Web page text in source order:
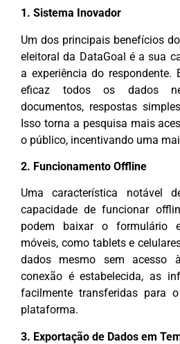
1. Sistema Inovador
Um dos principais benefícios
eleitoral da DataGoal é a sua
a experiência do respondente.
eficaz todos os dados
documentos, respostas
Isso torna a pesquisa mais
o público, incentivando uma
2. Funcionamento Offline
Uma característica notável
capacidade de funcionar
podem baixar o formulário
móveis, como tablets e
dados mesmo sem acesso
conexão é estabelecida, as
facilmente transferidas para
plataforma.
3. Exportação de Dados em